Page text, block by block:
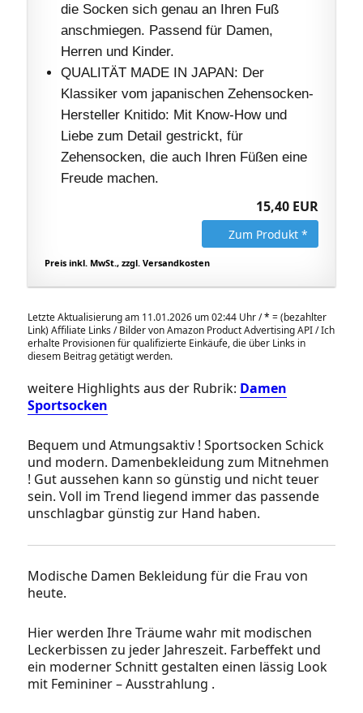
die Socken sich genau an Ihren Fuß
anschmiegen. Passend für Damen,
Herren und Kinder.
QUALITÄT MADE IN JAPAN: Der
Klassiker vom japanischen Zehensocken-
Hersteller Knitido: Mit Know-How und
Liebe zum Detail gestrickt, für
Zehensocken, die auch Ihren Füßen eine
Freude machen.
15,40 EUR
Zum Produkt *
Preis inkl. MwSt., zzgl. Versandkosten
Letzte Aktualisierung am 11.01.2026 um 02:44 Uhr /* = (bezahlter
Link) Affiliate Links / Bilder von Amazon Product Advertising API / Ich
erhalte Provisionen für qualifizierte Einkäufe, die über Links in
diesem Beitrag getätigt werden.
weitere Highlights aus der Rubrik: Damen
Sportsocken
Bequem und Atmungsaktiv ! Sportsocken Schick
und modern. Damenbekleidung zum Mitnehmen
! Gut aussehen kann so günstig und nicht teuer
sein. Voll im Trend liegend immer das passende
unschlagbar günstig zur Hand haben.
Modische Damen Bekleidung für die Frau von
heute.
Hier werden Ihre Träume wahr mit modischen
Leckerbissen zu jeder Jahreszeit. Farbeffekt und
ein moderner Schnitt gestalten einen lässig Look
mit Femininer – Ausstrahlung .